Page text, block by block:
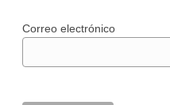
Correo electrónico